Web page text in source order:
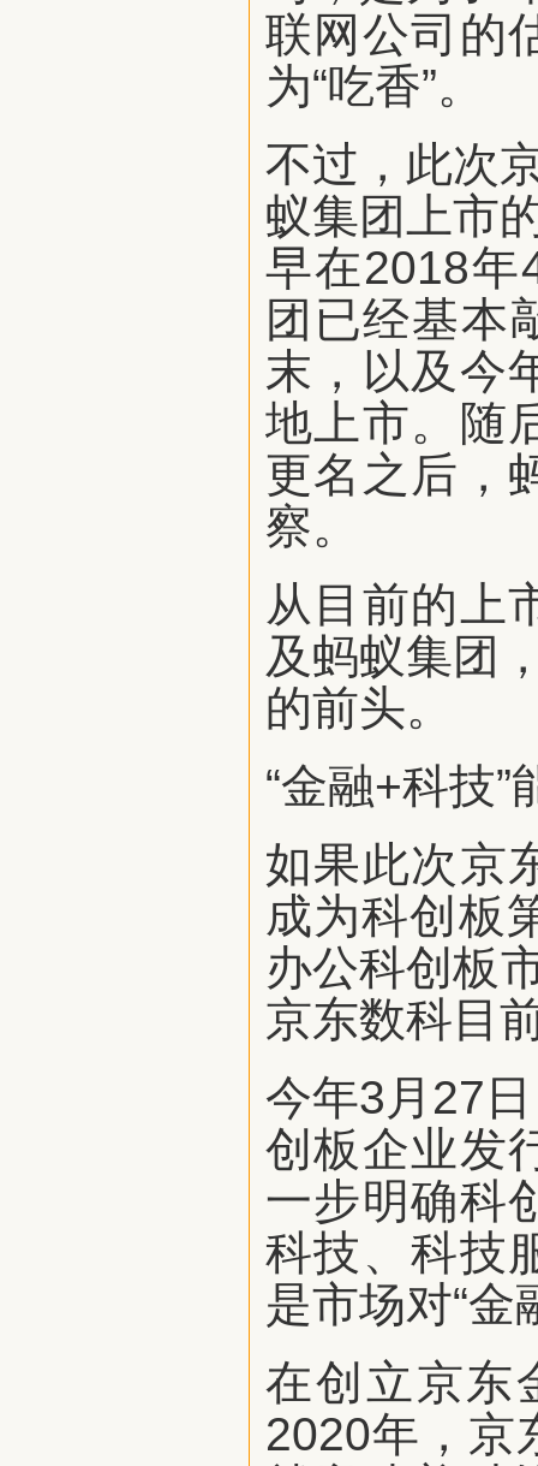
联网公司的
为“吃香”。
不过，此次
蚁集团上市
早在2018年
团已经基本
末，以及今
地上市。随
更名之后，
察。
从目前的上
及蚂蚁集团
的前头。
“金融+科技
如果此次京
成为科创板
办公科创板
京东数科目
今年3月27
创板企业发
一步明确科
科技、科技
是市场对“金
在创立京东
2020年，京